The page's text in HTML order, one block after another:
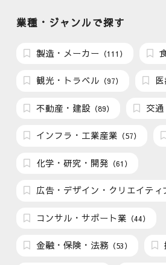
業種・ジャンルで探す
製造・メーカー （111）
観光・トラベル （97）
不動産・建設 （89） 交
インフラ・工業産業 （57）
化学・研究・開発 （61）
広告・デザイン・クリエイティ
コンサル・サポート業 （44）
金融・保険・法務 （53）